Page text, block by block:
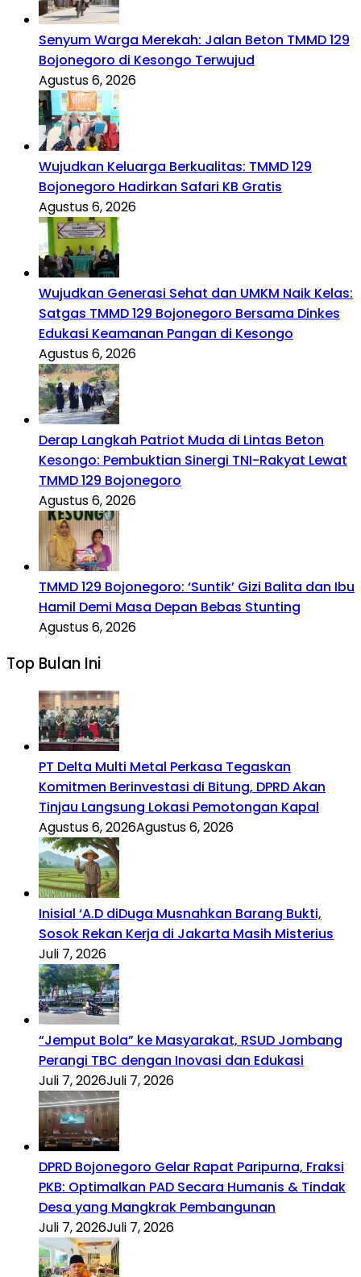
Senyum Warga Merekah: Jalan Beton TMMD 129
Bojonegoro di Kesongo Terwujud
Agustus 6, 2026
Wujudkan Keluarga Berkualitas: TMMD 129
Bojonegoro Hadirkan Safari KB Gratis
Agustus 6, 2026
Wujudkan Generasi Sehat dan UMKM Naik Kelas:
Satgas TMMD 129 Bojonegoro Bersama Dinkes
Edukasi Keamanan Pangan di Kesongo
Agustus 6, 2026
Derap Langkah Patriot Muda di Lintas Beton
Kesongo: Pembuktian Sinergi TNI-Rakyat Lewat
TMMD 129 Bojonegoro
Agustus 6, 2026
TMMD 129 Bojonegoro: ‘Suntik’ Gizi Balita dan Ibu
Hamil Demi Masa Depan Bebas Stunting
Agustus 6, 2026
Top Bulan Ini
PT Delta Multi Metal Perkasa Tegaskan
Komitmen Berinvestasi di Bitung, DPRD Akan
Tinjau Langsung Lokasi Pemotongan Kapal
Agustus 6, 2026Agustus 6, 2026
Inisial ‘A.D diDuga Musnahkan Barang Bukti,
Sosok Rekan Kerja di Jakarta Masih Misterius
Juli 7, 2026
“Jemput Bola” ke Masyarakat, RSUD Jombang
Perangi TBC dengan Inovasi dan Edukasi
Juli 7, 2026Juli 7, 2026
DPRD Bojonegoro Gelar Rapat Paripurna, Fraksi
PKB: Optimalkan PAD Secara Humanis & Tindak
Desa yang Mangkrak Pembangunan
Juli 7, 2026Juli 7, 2026